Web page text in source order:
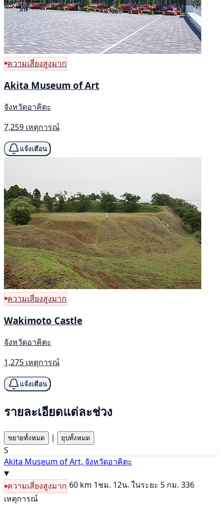
ความเสี่ยงสูงมาก
Akita Museum of Art
จังหวัดอาคิตะ
7,259 เหตุการณ์
แจ้งเตือน
ความเสี่ยงสูงมาก
Wakimoto Castle
จังหวัดอาคิตะ
1,275 เหตุการณ์
แจ้งเตือน
รายละเอียดแต่ละช่วง
ขยายทั้งหมด | ยุบทั้งหมด
S
Akita Museum of Art, จังหวัดอาคิตะ
ความเสี่ยงสูงมาก 60 km 1ชม. 12น. ในระยะ 5 กม. 336
เหตุการณ์